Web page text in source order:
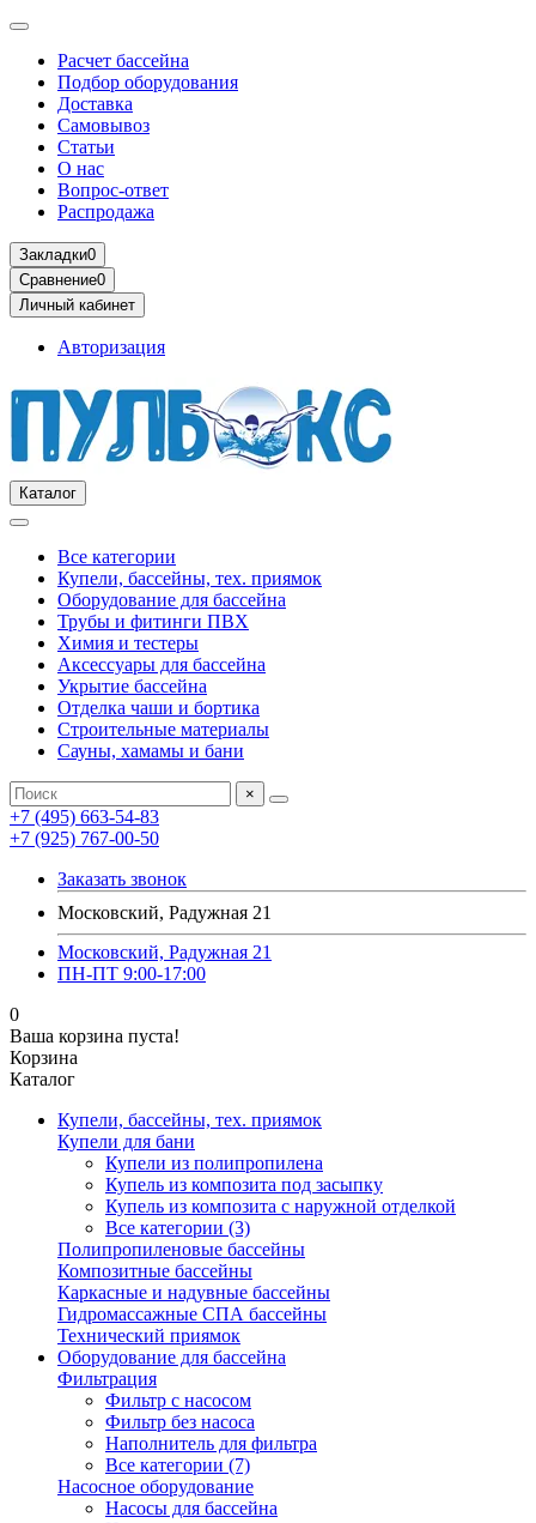
Расчет бассейна
Подбор оборудования
Доставка
Самовывоз
Статьи
О нас
Вопрос-ответ
Распродажа
Закладки0
Сравнение0
Личный кабинет
Авторизация
Каталог
Все категории
Купели, бассейны, тех. приямок
Оборудование для бассейна
Трубы и фитинги ПВХ
Химия и тестеры
Аксессуары для бассейна
Укрытие бассейна
Отделка чаши и бортика
Строительные материалы
Сауны, хамамы и бани
×
+7 (495) 663-54-83
+7 (925) 767-00-50
Заказать звонок
Московский, Радужная 21
Московский, Радужная 21
ПН-ПТ 9:00-17:00
0
Ваша корзина пуста!
Корзина
Каталог
Купели, бассейны, тех. приямок
Купели для бани
Купели из полипропилена
Купель из композита под засыпку
Купель из композита с наружной отделкой
Все категории (3)
Полипропиленовые бассейны
Композитные бассейны
Каркасные и надувные бассейны
Гидромассажные СПА бассейны
Технический приямок
Оборудование для бассейна
Фильтрация
Фильтр с насосом
Фильтр без насоса
Наполнитель для фильтра
Все категории (7)
Насосное оборудование
Насосы для бассейна